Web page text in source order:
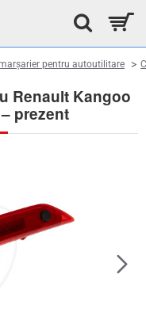
Renault Kangoo
prezent
pentru autoutilitare